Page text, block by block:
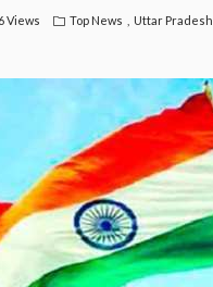
Views Top News Uttar Pradesh